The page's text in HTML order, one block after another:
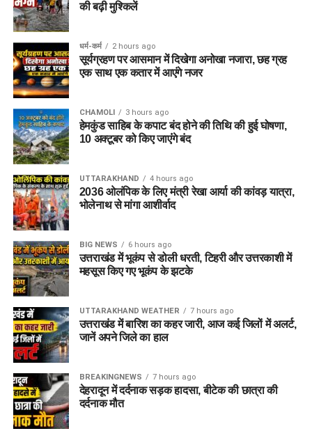
की बढ़ी मुश्किलें
धर्म-कर्म 2 hours ago
सूर्यग्रहण पर आसमान में दिखेगा अनोखा नजारा, छह ग्रह
एक साथ एक कतार में आएंगे नजर
CHAMOLI 3 hours ago
हेमकुंड साहिब के कपाट बंद होने की तिथि की हुई घोषणा,
10 अक्टूबर को किए जाएंंगे बंद
UTTARAKHAND 4 hours ago
2036 ओलंपिक के लिए मंत्री रेखा आर्या की कांवड़ यात्रा,
भोलेनाथ से मांगा आशीर्वाद
BIG NEWS 6 hours ago
उत्तराखंड में भूकंप से डोली धरती, टिहरी और उत्तरकाशी में
महसूस किए गए भूकंप के झटके
UTTARAKHAND WEATHER 7 hours ago
उत्तराखंड में बारिश का कहर जारी, आज कई जिलों में अलर्ट,
जानें अपने जिले का हाल
BREAKINGNEWS 7 hours ago
देहरादून में दर्दनाक सड़क हादसा, बीटेक की छात्रा की
दर्दनाक मौत